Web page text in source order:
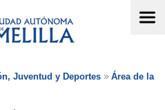
Juventud y Deportes
Área de la